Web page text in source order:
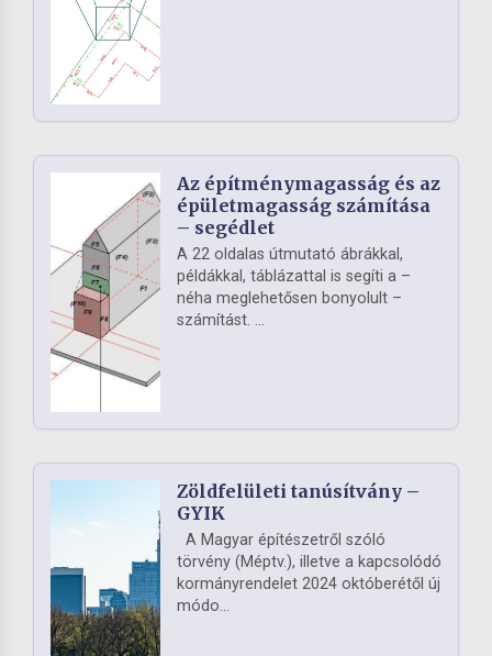
Az építménymagasság és az
épületmagasság számítása
– segédlet
A 22 oldalas útmutató ábrákkal,
példákkal, táblázattal is segíti a –
néha meglehetősen bonyolult –
számítást. ...
Zöldfelületi tanúsítvány –
GYIK
A Magyar építészetről szóló
törvény (Méptv.), illetve a kapcsolódó
kormányrendelet 2024 októberétől új
módo...